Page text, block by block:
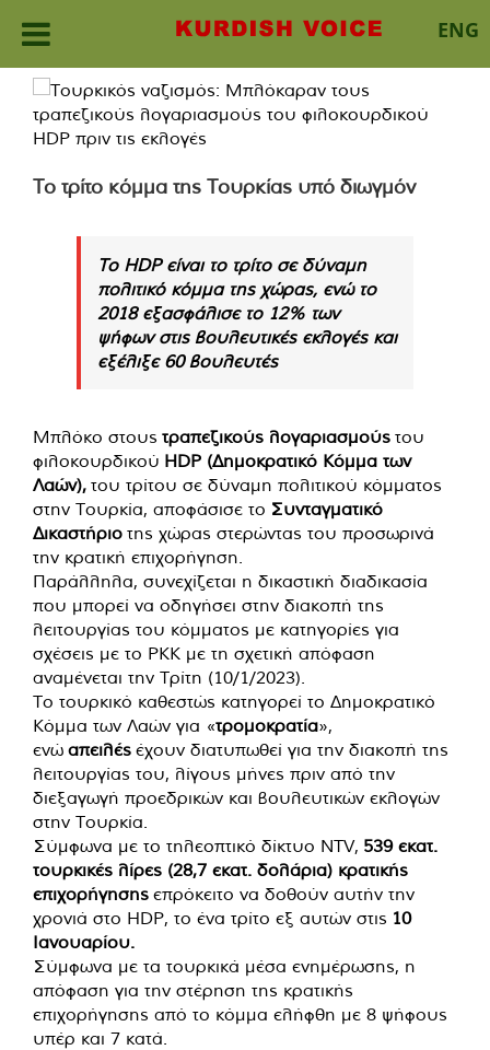
ENG
Skip
content
Το τρίτο κόμμα της Τουρκίας υπό διωγμόν
Το HDP είναι το τρίτο σε δύναμη
πολιτικό κόμμα της χώρας, ενώ το
2018 εξασφάλισε το 12% των
ψήφων στις βουλευτικές εκλογές και
εξέλιξε 60 βουλευτές
Μπλόκο στους τραπεζικούς λογαριασμούς του
φιλοκουρδικού HDP (Δημοκρατικό Κόμμα των
Λαών), του τρίτου σε δύναμη πολιτικού κόμματος
στην Τουρκία, αποφάσισε το Συνταγματικό
Δικαστήριο της χώρας στερώντας του προσωρινά
την κρατική επιχορήγηση.
Παράλληλα, συνεχίζεται η δικαστική διαδικασία
που μπορεί να οδηγήσει στην διακοπή της
λειτουργίας του κόμματος με κατηγορίες για
σχέσεις με το PKK με τη σχετική απόφαση
αναμένεται την Τρίτη (10/1/2023).
Το τουρκικό καθεστώς κατηγορεί το Δημοκρατικό
Κόμμα των Λαών για «τρομοκρατία»,
ενώ απειλές έχουν διατυπωθεί για την διακοπή της
λειτουργίας του, λίγους μήνες πριν από την
διεξαγωγή προεδρικών και βουλευτικών εκλογών
στην Τουρκία.
Σύμφωνα με το τηλεοπτικό δίκτυο NTV, 539 εκατ.
τουρκικές λίρες (28,7 εκατ. δολάρια) κρατικής
επιχορήγησης επρόκειτο να δοθούν αυτήν την
χρονιά στο HDP, το ένα τρίτο εξ αυτών στις 10
Ιανουαρίου.
Σύμφωνα με τα τουρκικά μέσα ενημέρωσης, η
απόφαση για την στέρηση της κρατικής
επιχορήγησης από το κόμμα ελήφθη με 8 ψήφους
υπέρ και 7 κατά.